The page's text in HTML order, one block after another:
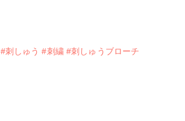
#刺しゅう #刺繍 #刺しゅうブローチ